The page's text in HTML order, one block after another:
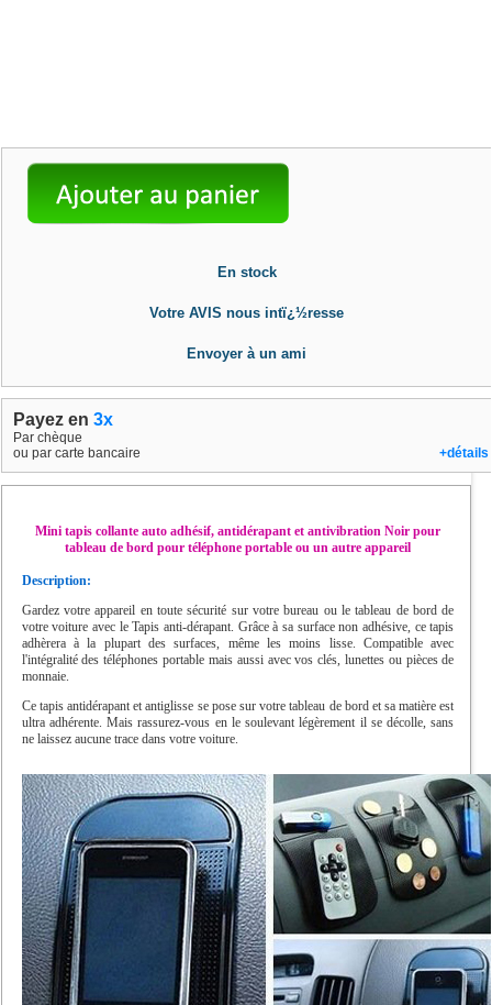
En stock
Votre AVIS nous intï¿½resse
Envoyer à un ami
Payez en 3x
Par chèque
ou par carte bancaire
+détails
Mini tapis collante auto adhésif, antidérapant et antivibration Noir pour
tableau de bord pour téléphone portable ou un autre appareil
Description:
Gardez votre appareil en toute sécurité sur votre bureau ou le tableau de bord de
votre voiture avec le Tapis anti-dérapant. Grâce à sa surface non adhésive, ce tapis
adhèrera à la plupart des surfaces, même les moins lisse. Compatible avec
l'intégralité des téléphones portable mais aussi avec vos clés, lunettes ou pièces de
monnaie.
Ce tapis antidérapant et antiglisse se pose sur votre tableau de bord et sa matière est
ultra adhérente. Mais rassurez-vous en le soulevant légèrement il se décolle, sans
ne laissez aucune trace dans votre voiture.